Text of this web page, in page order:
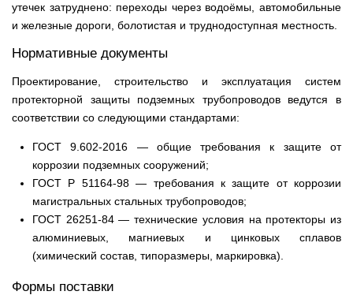
утечек затруднено: переходы через водоёмы, автомобильные
и железные дороги, болотистая и труднодоступная местность.
Нормативные документы
Проектирование, строительство и эксплуатация систем
протекторной защиты подземных трубопроводов ведутся в
соответствии со следующими стандартами:
ГОСТ 9.602-2016 — общие требования к защите от
коррозии подземных сооружений;
ГОСТ Р 51164-98 — требования к защите от коррозии
магистральных стальных трубопроводов;
ГОСТ 26251-84 — технические условия на протекторы из
алюминиевых, магниевых и цинковых сплавов
(химический состав, типоразмеры, маркировка).
Формы поставки